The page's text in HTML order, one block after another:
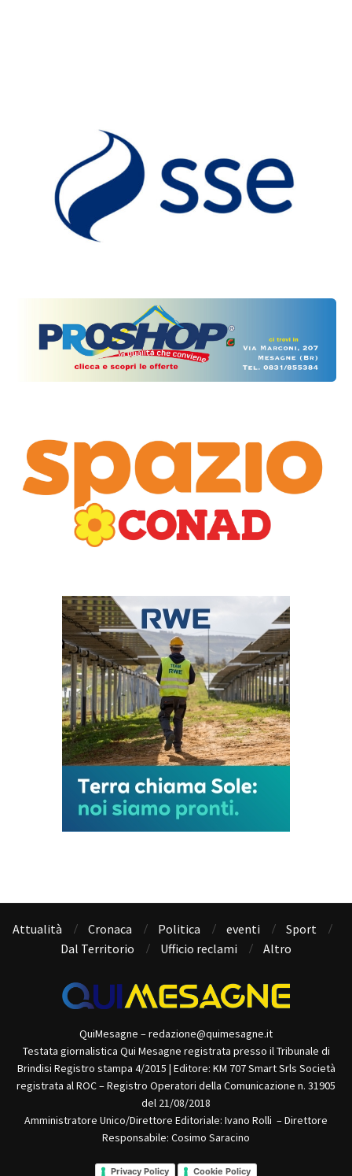
Attualità Cronaca Politica eventi
Sport
Dal Territorio
Ufficio reclami Altro
QuiMesagne – redazione@quimesagne.it
Testata giornalistica Qui Mesagne registrata presso il Tribunale di
Brindisi Registro stampa 4/2015 | Editore: KM 707 Smart Srls Società
registrata al ROC – Registro Operatori della Comunicazione n. 31905
del 21/08/2018
Amministratore Unico/Direttore Editoriale: Ivano Rolli – Direttore
Responsabile: Cosimo Saracino
Privacy Policy Cookie Policy